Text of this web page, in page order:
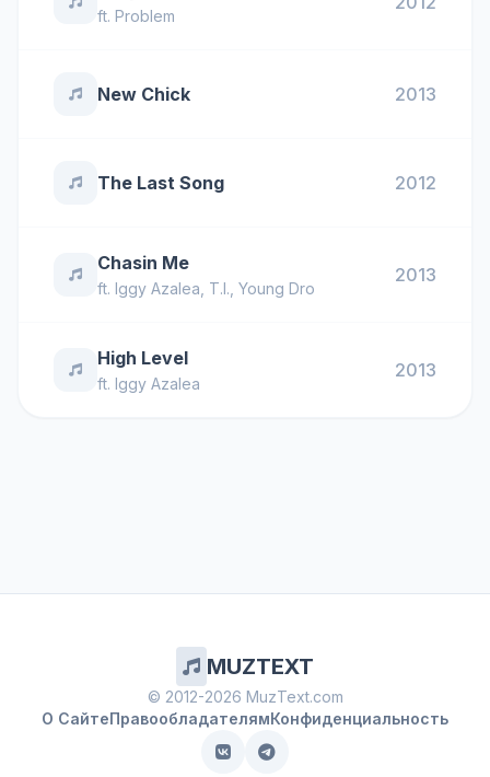
ft. Problem
New Chick 2013
The Last Song 2012
Chasin Me
ft. Iggy Azalea T.I. Young Dro
2013
High Level
ft. Iggy Azalea
2013
MUZTEXT
© 2012-2026 MuzText.com
О СайтеПравообладателямКонфиденциальность